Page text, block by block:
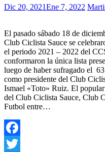
Dic 20, 2021Ene 7, 2022
El pasado sábado 18 de
Club Ciclista Sauce se
el periodo 2021 – 2022 del
conformaron la única lista
luego de haber sufragado el
como presidente del Club
Ismael «Toto» Ruiz. El
del Club Ciclista Sauce, Club
Futbol entre…
Facebook